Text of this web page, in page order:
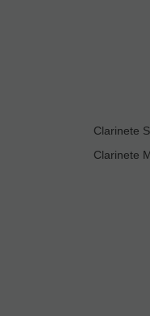
Clarinete
Clarinete